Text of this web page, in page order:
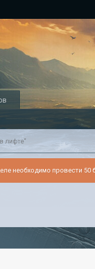
лифте"
необходимо провести 50